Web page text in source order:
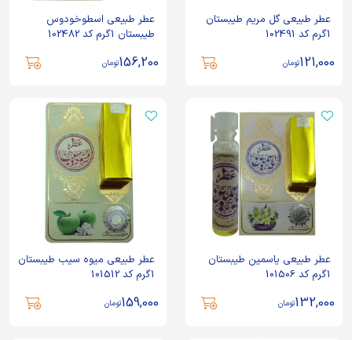
عطر طبیعی گل مریم طیبستان
1گرم کد 102491
121,000تومان
عطر طبیعی اسطوخودوس
طیبستان 1گرم کد 102482
156,200تومان
عطر طبیعی یاسمین طیبستان
1گرم کد 101506
132,000تومان
عطر طبیعی میوه سیب طیبستان
1گرم کد 101512
159,000تومان